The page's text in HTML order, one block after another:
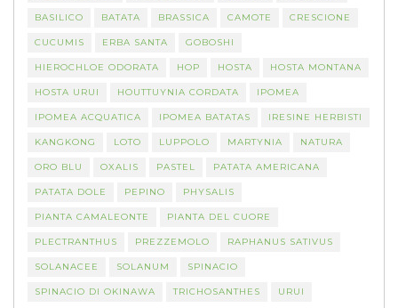
BASILICO BATATA BRASSICA CAMOTE CRESCIONE
CUCUMIS ERBA SANTA GOBOSHI
HIEROCHLOE ODORATA HOP HOSTA HOSTA MONTANA
HOSTA URUI HOUTTUYNIA CORDATA IPOMEA
IPOMEA ACQUATICA IPOMEA BATATAS IRESINE HERBISTI
KANGKONG LOTO LUPPOLO MARTYNIA NATURA
ORO BLU OXALIS PASTEL PATATA AMERICANA
PATATA DOLE PEPINO PHYSALIS
PIANTA CAMALEONTE PIANTA DEL CUORE
PLECTRANTHUS PREZZEMOLO RAPHANUS SATIVUS
SOLANACEE SOLANUM SPINACIO
SPINACIO DI OKINAWA TRICHOSANTHES URUI